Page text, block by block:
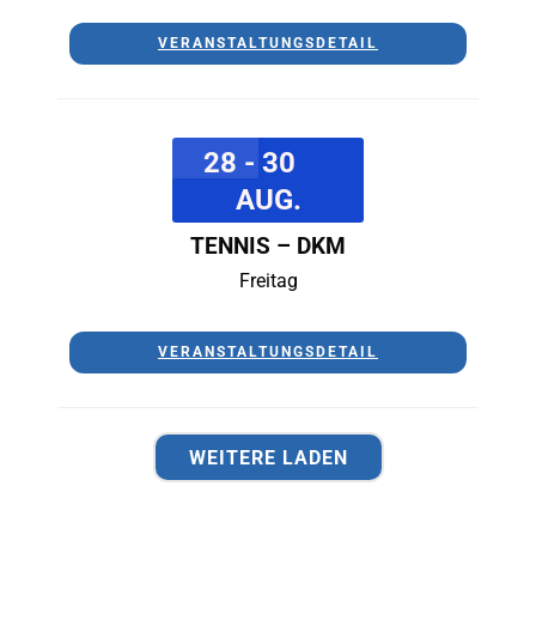
VERANSTALTUNGSDETAIL
28 - 30
AUG.
TENNIS – DKM
Freitag
VERANSTALTUNGSDETAIL
WEITERE LADEN